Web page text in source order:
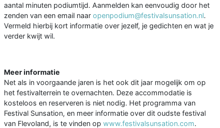
aantal minuten podiumtijd. Aanmelden kan eenvoudig door het
zenden van een email naar openpodium@festivalsunsation.nl.
Vermeld hierbij kort informatie over jezelf, je gedichten en wat je
verder kwijt wil.
Meer informatie
Net als in voorgaande jaren is het ook dit jaar mogelijk om op
het festivalterrein te overnachten. Deze accommodatie is
kosteloos en reserveren is niet nodig. Het programma van
Festival Sunsation, en meer informatie over dit oudste festival
van Flevoland, is te vinden op www.festivalsunsation.com.